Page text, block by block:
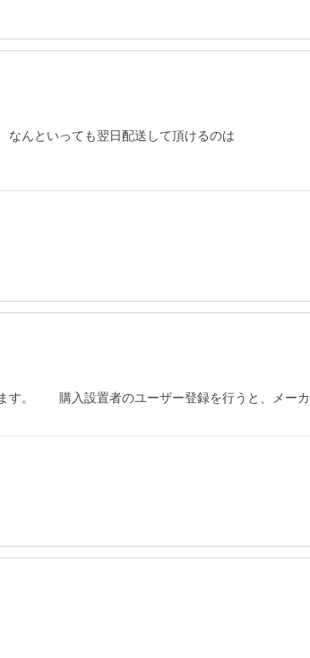
なんといっても翌日配送して頂けるのは
。　　購入設置者のユーザー登録を行うと、メー